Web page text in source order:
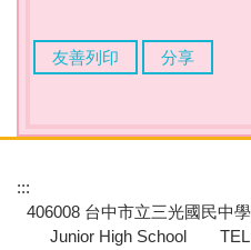
友善列印 分享
:::
406008 台中市立三光國民中
Junior High School TEL